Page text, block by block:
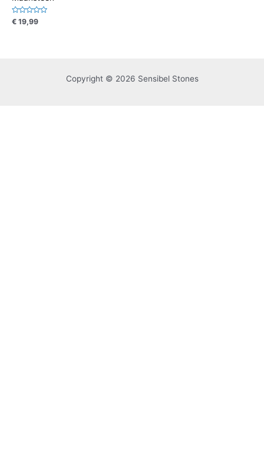
Waardering
0
€ 19,99
Copyright © 2026 Sensibel Stones